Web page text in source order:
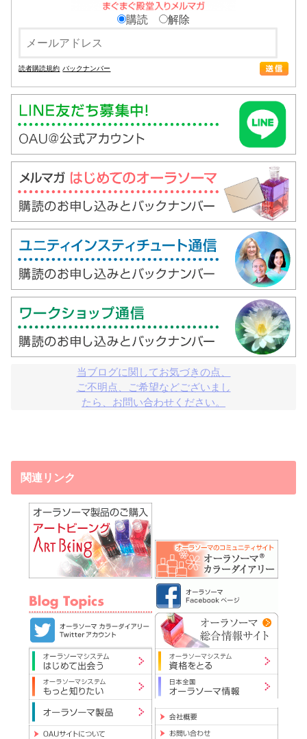
購読 解除
読者購読規約 バックナンバー
当ブログに関してお気づきの点、
ご不明点、ご希望などございまし
たら、お問い合わせください。
関連リンク